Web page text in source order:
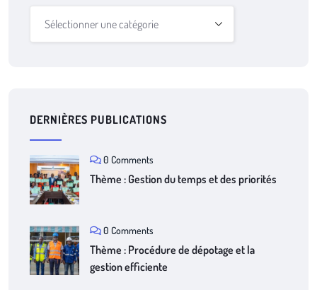
DERNIÈRES PUBLICATIONS
0 Comments
Thème : Gestion du temps et des priorités
0 Comments
Thème : Procédure de dépotage et la
gestion efficiente